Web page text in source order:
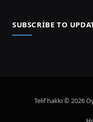
SUBSCRIBE TO
Telif hakkı © 2026